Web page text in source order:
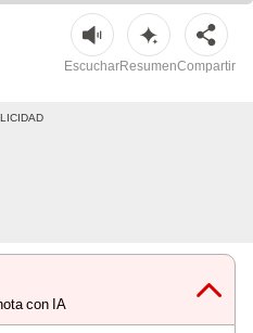
EscucharResumenCompartir
con IA